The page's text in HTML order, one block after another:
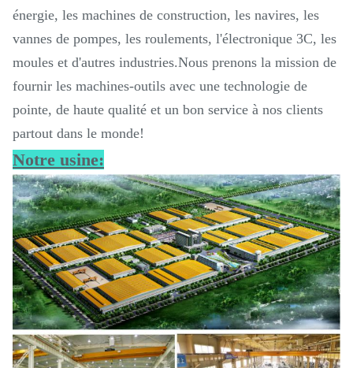
énergie, les machines de construction, les navires, les
vannes de pompes, les roulements, l'électronique 3C, les
moules et d'autres industries.Nous prenons la mission de
fournir les machines-outils avec une technologie de
pointe, de haute qualité et un bon service à nos clients
partout dans le monde!
Notre usine: